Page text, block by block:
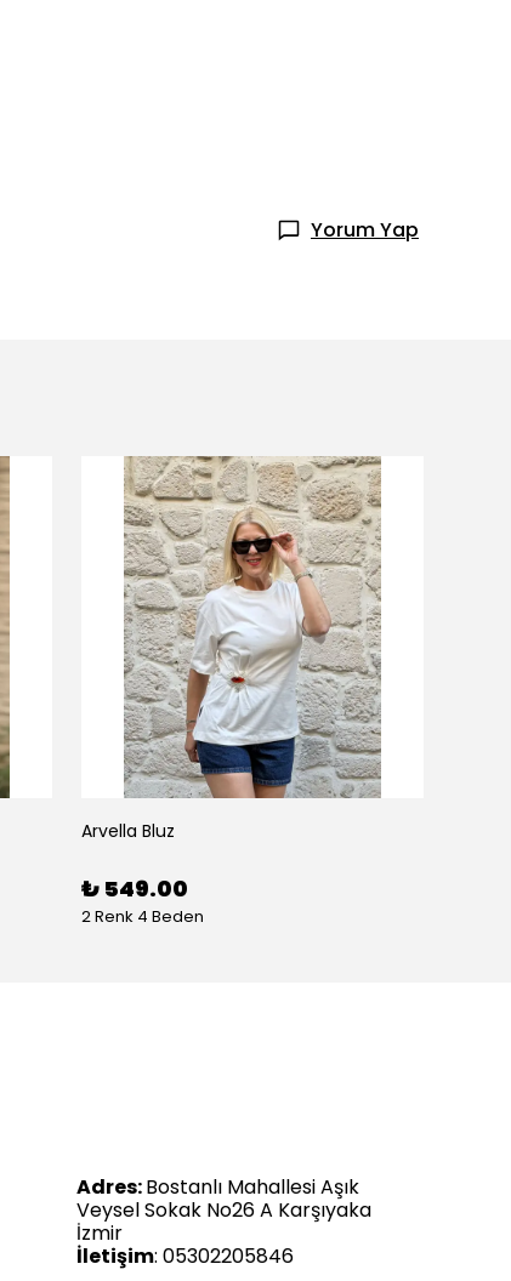
Yorum Yap
Arvella Bluz
₺ 549.00
2 Renk 4 Beden
Adres:Bostanlı Mahallesi Aşık
Veysel Sokak No26 A Karşıyaka
İzmir
İletişim: 05302205846